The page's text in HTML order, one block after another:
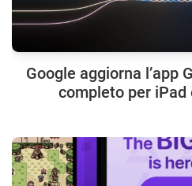
Google aggiorna l’app
completo per iPad